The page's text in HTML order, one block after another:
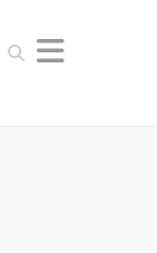
Search